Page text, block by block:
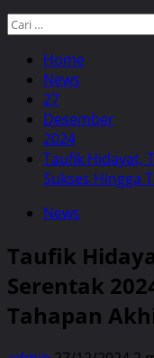
Cari
Home
News
27
Desember
2024
Taufik Hidayat,
Sukses Hingga
News
Taufik
Serentak
Tahapan